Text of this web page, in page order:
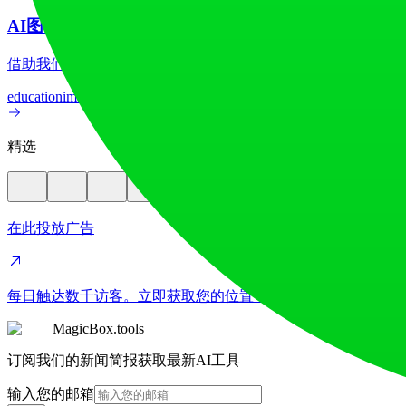
AI图像翻译器
借助我们先进的AI图像翻译器，在70多种语言间实现图像文字
educationimage
精选
在此投放广告
每日触达数千访客。立即获取您的位置！
MagicBox.tools
订阅我们的新闻简报获取最新AI工具
输入您的邮箱